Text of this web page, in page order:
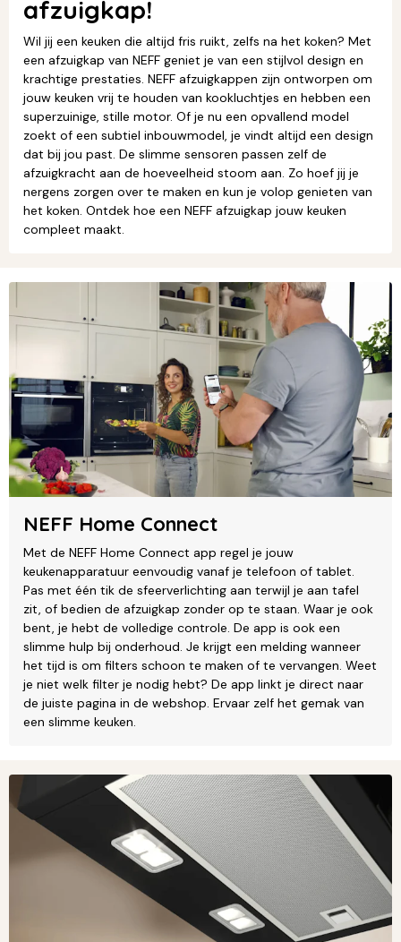
afzuigkap!
Wil jij een keuken die altijd fris ruikt, zelfs na het koken? Met
een afzuigkap van NEFF geniet je van een stijlvol design en
krachtige prestaties. NEFF afzuigkappen zijn ontworpen om
jouw keuken vrij te houden van kookluchtjes en hebben een
superzuinige, stille motor. Of je nu een opvallend model
zoekt of een subtiel inbouwmodel, je vindt altijd een design
dat bij jou past. De slimme sensoren passen zelf de
afzuigkracht aan de hoeveelheid stoom aan. Zo hoef jij je
nergens zorgen over te maken en kun je volop genieten van
het koken. Ontdek hoe een NEFF afzuigkap jouw keuken
compleet maakt.
NEFF Home Connect
Met de NEFF Home Connect app regel je jouw
keukenapparatuur eenvoudig vanaf je telefoon of tablet.
Pas met één tik de sfeerverlichting aan terwijl je aan tafel
zit, of bedien de afzuigkap zonder op te staan. Waar je ook
bent, je hebt de volledige controle. De app is ook een
slimme hulp bij onderhoud. Je krijgt een melding wanneer
het tijd is om filters schoon te maken of te vervangen. Weet
je niet welk filter je nodig hebt? De app linkt je direct naar
de juiste pagina in de webshop. Ervaar zelf het gemak van
een slimme keuken.